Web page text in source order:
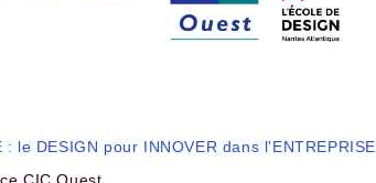
: le DESIGN pour INNOVER dans l'ENTREPRISE